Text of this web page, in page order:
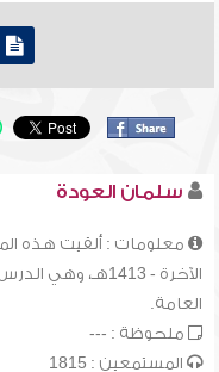
سلمان العودة
العامة.
ملحوظة : ---
المستمعين : 1815